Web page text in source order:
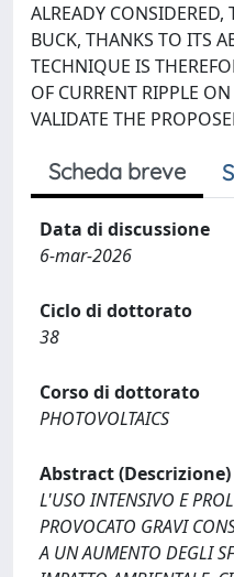
ALREADY CONSIDERED,
BUCK, THANKS TO ITS
TECHNIQUE IS
OF CURRENT RIPPLE
VALIDATE THE
Scheda breve
Data di discussione
6-mar-2026
Ciclo di dottorato
38
Corso di dottorato
PHOTOVOLTAICS
Abstract (Descrizione)
L'USO INTENSIVO E
PROVOCATO GRAVI
A UN AUMENTO DEGLI